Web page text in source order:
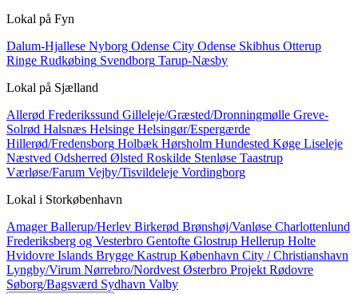
Lokal på Fyn
Dalum-Hjallese Nyborg Odense City Odense Skibhus Otterup
Ringe Rudkøbing Svendborg Tarup-Næsby
Lokal på Sjælland
Allerød Frederikssund Gilleleje/Græsted/Dronningmølle Greve-
Solrød Halsnæs Helsinge Helsingør/Espergærde
Hillerød/Fredensborg Holbæk Hørsholm Hundested Køge Liseleje
Næstved Odsherred Ølsted Roskilde Stenløse Taastrup
Værløse/Farum Vejby/Tisvildeleje Vordingborg
Lokal i Storkøbenhavn
AmagerBallerup/Herlev Birkerød Brønshøj/Vanløse Charlottenlund
Frederiksberg og Vesterbro Gentofte Glostrup Hellerup Holte
Hvidovre Islands Brygge Kastrup København City / Christianshavn
Lyngby/Virum Nørrebro/Nordvest Østerbro Projekt Rødovre
Søborg/Bagsværd Sydhavn Valby